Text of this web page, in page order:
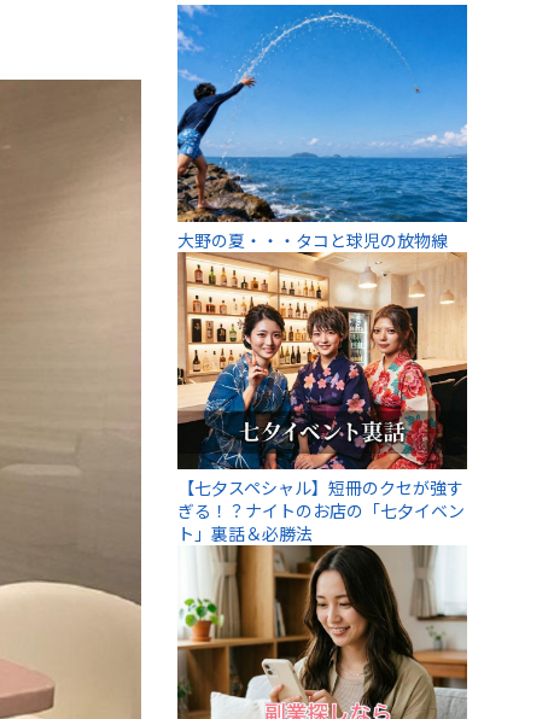
大野の夏・・・タコと球児の放物線
【七夕スペシャル】短冊のクセが強す
ぎる！？ナイトのお店の「七夕イベン
ト」裏話＆必勝法